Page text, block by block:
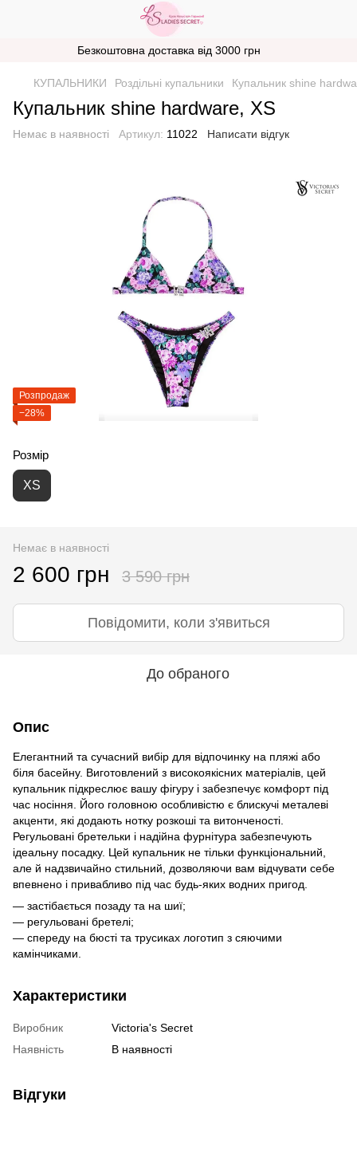
Безкоштовна доставка від 3000 грн
КУПАЛЬНИКИ Роздільні купальники Купальник shine
Купальник shine hardware, XS
Немає в наявності Артикул: 11022 Написати відгук
Розпродаж
−28%
Розмір
XS
Немає в наявності
2 600 грн 3 590 грн
Повідомити, коли з'явиться
До обраного
Опис
Елегантний та сучасний вибір для відпочинку на пляжі або
біля басейну. Виготовлений з високоякісних матеріалів, цей
купальник підкреслює вашу фігуру і забезпечує комфорт під
час носіння. Його головною особливістю є блискучі металеві
акценти, які додають нотку розкоші та витонченості.
Регульовані бретельки і надійна фурнітура забезпечують
ідеальну посадку. Цей купальник не тільки функціональний,
але й надзвичайно стильний, дозволяючи вам відчувати себе
впевнено і привабливо під час будь-яких водних пригод.
— застібається позаду та на шиї;
— регульовані бретелі;
— спереду на бюсті та трусиках логотип з сяючими
камінчиками.
Характеристики
Виробник
Victoria's Secret
Наявність
В наявності
Відгуки